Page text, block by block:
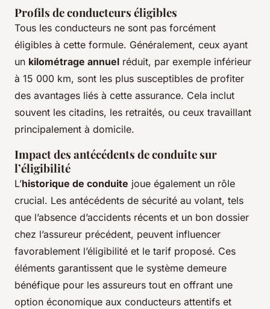
Profils de conducteurs éligibles
Tous les conducteurs ne sont pas forcément
éligibles à cette formule. Généralement, ceux ayant
un kilométrage annuel réduit, par exemple inférieur
à 15 000 km, sont les plus susceptibles de profiter
des avantages liés à cette assurance. Cela inclut
souvent les citadins, les retraités, ou ceux travaillant
principalement à domicile.
Impact des antécédents de conduite sur
l’éligibilité
L’historique de conduite joue également un rôle
crucial. Les antécédents de sécurité au volant, tels
que l’absence d’accidents récents et un bon dossier
chez l’assureur précédent, peuvent influencer
favorablement l’éligibilité et le tarif proposé. Ces
éléments garantissent que le système demeure
bénéfique pour les assureurs tout en offrant une
option économique aux conducteurs attentifs et